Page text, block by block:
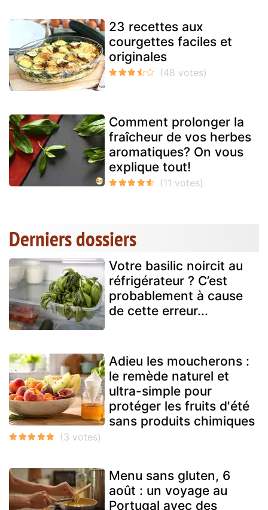
23 recettes aux
courgettes faciles et
originales
Comment prolonger la
fraîcheur de vos herbes
aromatiques? On vous
explique tout!
Derniers dossiers
Votre basilic noircit au
réfrigérateur ? C’est
probablement à cause
de cette erreur...
Adieu les moucherons :
le remède naturel et
ultra-simple pour
protéger les fruits d'été
sans produits chimiques
Menu sans gluten, 6
août : un voyage au
Portugal avec des